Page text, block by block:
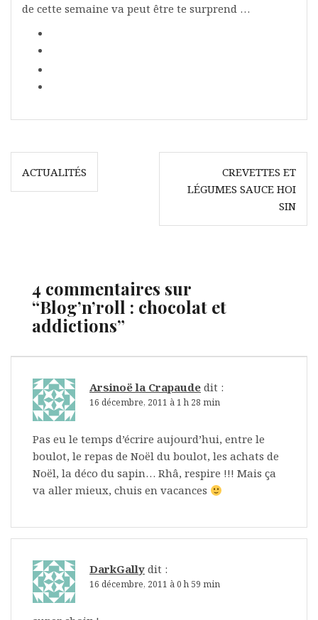
de cette semaine va peut être te surprend …
Navigation
deACTUALITÉS
CREVETTES ET
LÉGUMES SAUCE HOI
SIN
4 commentaires sur
“Blog’n’roll : chocolat et
addictions”
Arsinoë la Crapaude dit :
16 décembre, 2011 à 1 h 28 min
Pas eu le temps d’écrire aujourd’hui, entre le
boulot, le repas de Noël du boulot, les achats de
Noël, la déco du sapin… Rhâ, respire !!! Mais ça
va aller mieux, chuis en vacances
DarkGally dit :
16 décembre, 2011 à 0 h 59 min